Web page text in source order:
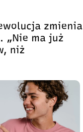
zmienia
„Nie ma już
niż